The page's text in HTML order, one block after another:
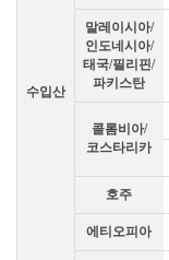
수입산
말레이시아/
인도네시아/
태국/필리핀/
파키스탄
콜롬비아/
코스타리카
호주
에티오피아